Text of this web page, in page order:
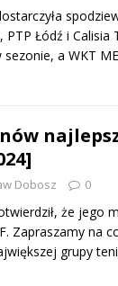
PTP Łódź i Calisia
a WKT
Dobosz 0
że jego
Zapraszamy na
grupy